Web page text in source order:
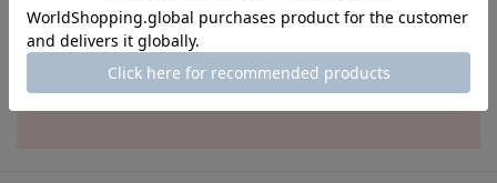
この商品は期間限定セール対象商品です。
キャンペーン終了日時
2026年8月10日 (Mon) 23:59